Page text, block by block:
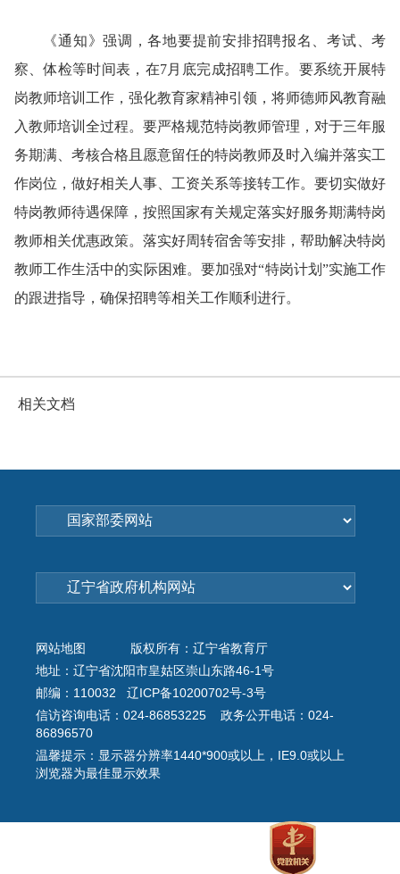
《通知》强调，各地要提前安排招聘报名、考试、考
察、体检等时间表，在7月底完成招聘工作。要系统开展特
岗教师培训工作，强化教育家精神引领，将师德师风教育融
入教师培训全过程。要严格规范特岗教师管理，对于三年服
务期满、考核合格且愿意留任的特岗教师及时入编并落实工
作岗位，做好相关人事、工资关系等接转工作。要切实做好
特岗教师待遇保障，按照国家有关规定落实好服务期满特岗
教师相关优惠政策。落实好周转宿舍等安排，帮助解决特岗
教师工作生活中的实际困难。要加强对“特岗计划”实施工作
的跟进指导，确保招聘等相关工作顺利进行。
相关文档
网站地图
版权所有：辽宁省教育厅
地址：辽宁省沈阳市皇姑区崇山东路46-1号
邮编：110032 辽ICP备10200702号-3号
信访咨询电话：024-86853225 政务公开电话：024-
86896570
温馨提示：显示器分辨率1440*900或以上，IE9.0或以上
浏览器为最佳显示效果